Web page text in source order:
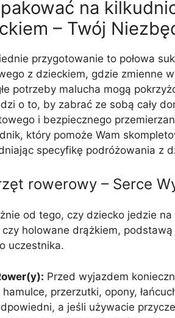
na
– Twój
przygotowanie to połowa
z dzieckiem, gdzie zmienne
potrzeby malucha mogą
o to, by zabrać ze sobą cały
i bezpiecznego
który pomoże Wam
specyfikę podróżowania z
rowerowy – Serce
od tego, czy dziecko jedzie
holowane drążkiem,
uczestnika.
Przed wyjazdem
hamulce, przerzutki, opony,
a jeśli używacie